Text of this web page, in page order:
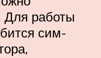
Для работы
сим-